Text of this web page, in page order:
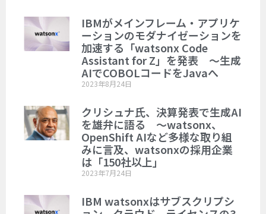
IBMがメインフレーム・アプリケ
ーションのモダナイゼーションを
加速する「watsonx Code
Assistant for Z」を発表 ～生成
AIでCOBOLコードをJavaへ
2023年8月24日
クリシュナ氏、決算発表で生成AI
を雄弁に語る ～watsonx、
OpenShift AIなど多様な取り組
みに言及、watsonxの採用企業
は「150社以上」
2023年7月24日
IBM watsonxはサブスクリプシ